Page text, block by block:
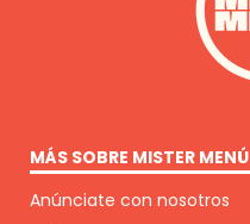
MÁS SOBRE MISTER MENÚ
Anúnciate con nosotros